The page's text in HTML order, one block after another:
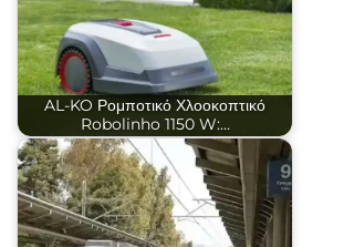
AL-KO Ρομποτικό Χλοοκοπτικό
Robolinho 1150 W:…